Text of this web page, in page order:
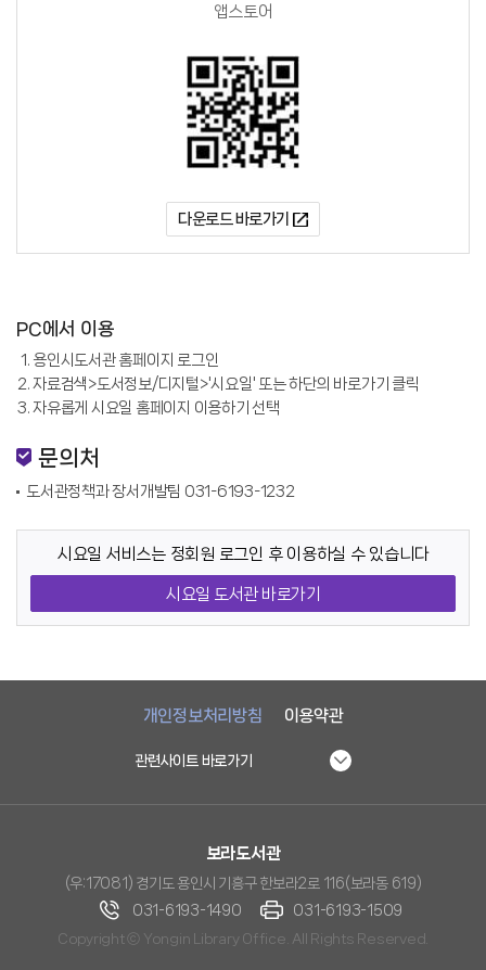
앱스토어
다운로드 바로가기
PC에서 이용
용인시도서관 홈페이지 로그인
자료검색>도서정보/디지털>'시요일' 또는 하단의 바로가기 클릭
자유롭게 시요일 홈페이지 이용하기 선택
문의처
도서관정책과 장서개발팀 031-6193-1232
시요일 서비스는 정회원 로그인 후 이용하실 수 있습니다
시요일 도서관 바로가기
개인정보처리방침 이용약관
관련사이트 바로가기
보라도서관
(우:17081) 경기도 용인시 기흥구 한보라2로 116(보라동 619)
031-6193-1490
031-6193-1509
Copyright ⓒ Yongin Library Office. All Rights Reserved.